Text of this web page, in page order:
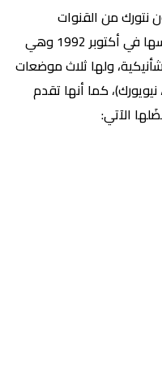
نتورك من القنوات
المفضلة نحو الأطفال، وقد تم تأسيسها في أكتوبر 1992 وهي
ولها ثلاث موضعات
نيويورك)، كما أنها تقدم
الآتي: